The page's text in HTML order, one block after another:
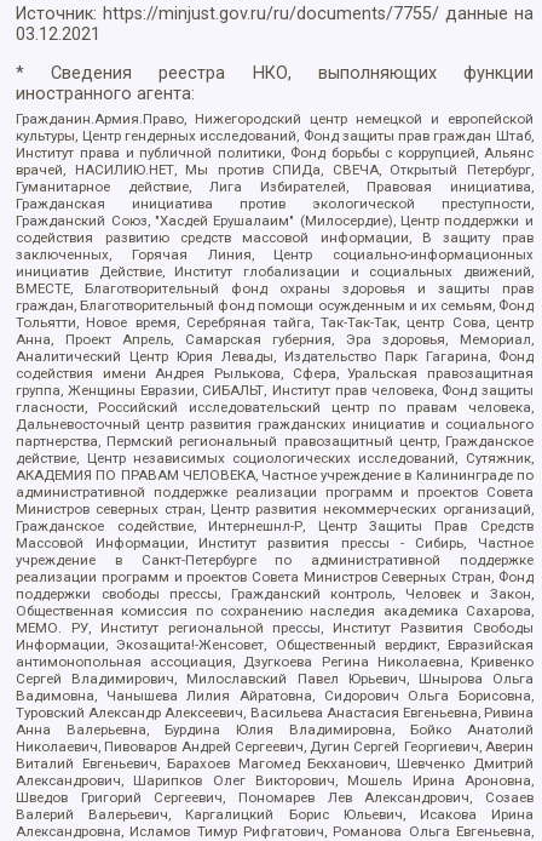
Источник: https://minjust.gov.ru/ru/documents/7755/ данные на
03.12.2021
* Сведения реестра НКО, выполняющих функции
иностранного агента:
Гражданин.Армия.Право, Нижегородский центр немецкой и европейской
культуры, Центр гендерных исследований, Фонд защиты прав граждан Штаб,
Институт права и публичной политики, Фонд борьбы с коррупцией, Альянс
врачей, НАСИЛИЮ.НЕТ, Мы против СПИДа, СВЕЧА, Открытый Петербург,
Гуманитарное действие, Лига Избирателей, Правовая инициатива,
Гражданская инициатива против экологической преступности,
Гражданский Союз, "Хасдей Ерушалаим" (Милосердие), Центр поддержки и
содействия развитию средств массовой информации, В защиту прав
заключенных, Горячая Линия, Центр социально-информационных
инициатив Действие, Институт глобализации и социальных движений,
ВМЕСТЕ, Благотворительный фонд охраны здоровья и защиты прав
граждан, Благотворительный фонд помощи осужденным и их семьям, Фонд
Тольятти, Новое время, Серебряная тайга, Так-Так-Так, центр Сова, центр
Анна, Проект Апрель, Самарская губерния, Эра здоровья, Мемориал,
Аналитический Центр Юрия Левады, Издательство Парк Гагарина, Фонд
содействия имени Андрея Рылькова, Сфера, Уральская правозащитная
группа, Женщины Евразии, СИБАЛЬТ, Институт прав человека, Фонд защиты
гласности, Российский исследовательский центр по правам человека,
Дальневосточный центр развития гражданских инициатив и социального
партнерства, Пермский региональный правозащитный центр, Гражданское
действие, Центр независимых социологических исследований, Сутяжник,
АКАДЕМИЯ ПО ПРАВАМ ЧЕЛОВЕКА, Частное учреждение в Калининграде по
административной поддержке реализации программ и проектов Совета
Министров северных стран, Центр развития некоммерческих организаций,
Гражданское содействие, Интернешнл-Р, Центр Защиты Прав Средств
Массовой Информации, Институт развития прессы - Сибирь, Частное
учреждение в Санкт-Петербурге по административной поддержке
реализации программ и проектов Совета Министров Северных Стран, Фонд
поддержки свободы прессы, Гражданский контроль, Человек и Закон,
Общественная комиссия по сохранению наследия академика Сахарова,
МЕМО. РУ, Институт региональной прессы, Институт Развития Свободы
Информации, Экозащита!-Женсовет, Общественный вердикт, Евразийская
антимонопольная ассоциация, Дзугкоева Регина Николаевна, Кривенко
Сергей Владимирович, Милославский Павел Юрьевич, Шнырова Ольга
Вадимовна, Чанышева Лилия Айратовна, Сидорович Ольга Борисовна,
Туровский Александр Алексеевич, Васильева Анастасия Евгеньевна, Ривина
Анна Валерьевна, Бурдина Юлия Владимировна, Бойко Анатолий
Николаевич, Пивоваров Андрей Сергеевич, Дугин Сергей Георгиевич, Аверин
Виталий Евгеньевич, Барахоев Магомед Бекханович, Шевченко Дмитрий
Александрович, Шарипков Олег Викторович, Мошель Ирина Ароновна,
Шведов Григорий Сергеевич, Пономарев Лев Александрович, Созаев
Валерий Валерьевич, Каргалицкий Борис Юльевич, Исакова Ирина
Александровна, Исламов Тимур Рифгатович, Романова Ольга Евгеньевна,